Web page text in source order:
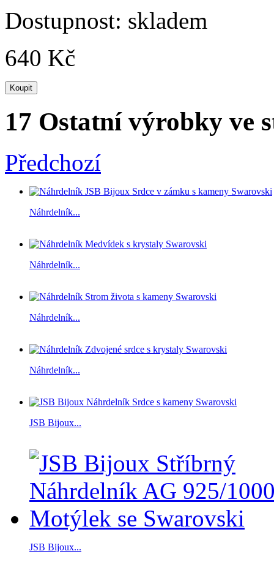
Dostupnost: skladem
640 Kč
17 Ostatní výrobky ve
Předchozí
Náhrdelník...
Náhrdelník...
Náhrdelník...
Náhrdelník...
JSB Bijoux...
JSB Bijoux...